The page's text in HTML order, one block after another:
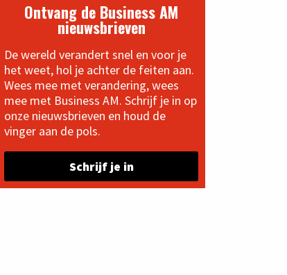
Ontvang de Business AM
nieuwsbrieven
De wereld verandert snel en voor je
het weet, hol je achter de feiten aan.
Wees mee met verandering, wees
mee met Business AM. Schrijf je in op
onze nieuwsbrieven en houd de
vinger aan de pols.
Schrijf je in